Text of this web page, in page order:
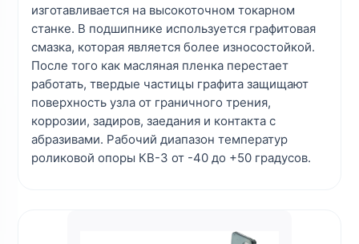
изготавливается на высокоточном токарном
станке. В подшипнике используется графитовая
смазка, которая является более износостойкой.
После того как масляная пленка перестает
работать, твердые частицы графита защищают
поверхность узла от граничного трения,
коррозии, задиров, заедания и контакта с
абразивами. Рабочий диапазон температур
роликовой опоры КВ-3 от -40 до +50 градусов.